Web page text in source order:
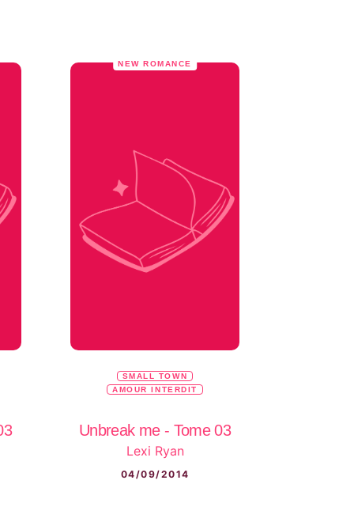
NEW ROMANCE
SMALL TOWN
AMOUR INTERDIT
Unbreak me - Tome 03
Lexi Ryan
04/09/2014